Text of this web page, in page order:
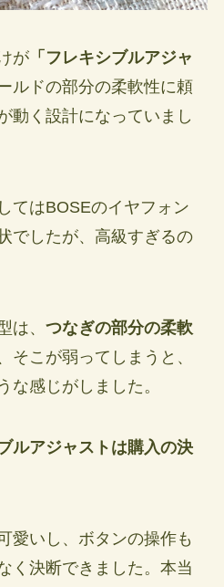
が「フレキシブルアジャ
ルドの部分の柔軟性に頼
動く設計になっていまし
てはBOSEのイヤフォン
でしたが、高級すぎるの
は、 つなぎの部分の柔軟
そこが弱ってしまうと、
な感じがしました。
ルアジャストは購入の決
愛いし、ボタンの操作も
く決断できました。本当